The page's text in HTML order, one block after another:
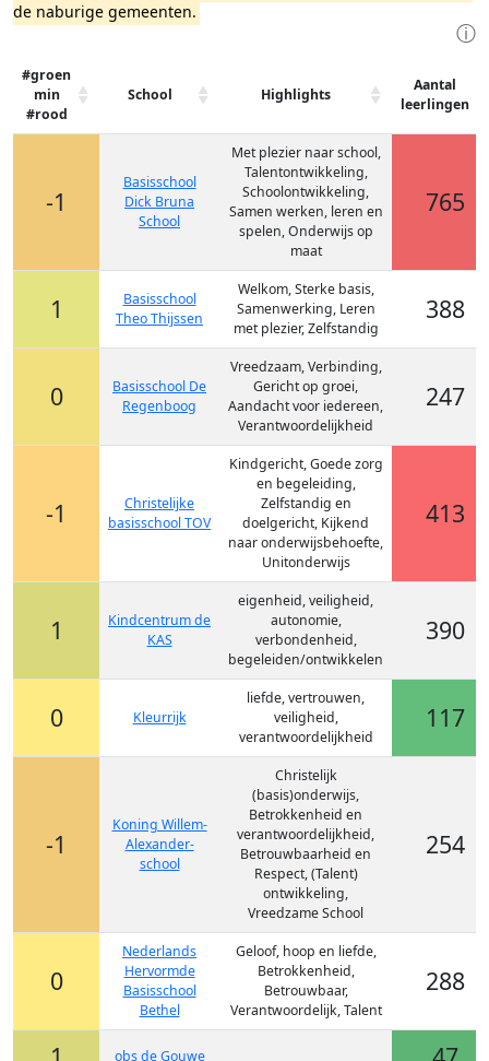
de naburige gemeenten.
ⓘ
#groen
min
#rood
School Highlights
Aantal
leerlingen
-1
Basisschool
Dick Bruna
School
Met plezier naar school,
Talentontwikkeling,
Schoolontwikkeling,
Samen werken, leren en
spelen, Onderwijs op
maat
765
1
Basisschool
Theo Thijssen
Welkom, Sterke basis,
Samenwerking, Leren
met plezier, Zelfstandig
388
0
Basisschool De
Regenboog
Vreedzaam, Verbinding,
Gericht op groei,
Aandacht voor iedereen,
Verantwoordelijkheid
247
-1
Christelijke
basisschool TOV
Kindgericht, Goede zorg
en begeleiding,
Zelfstandig en
doelgericht, Kijkend
naar onderwijsbehoefte,
Unitonderwijs
413
1
Kindcentrum de
KAS
eigenheid, veiligheid,
autonomie,
verbondenheid,
begeleiden/ontwikkelen
390
0 Kleurrijk
liefde, vertrouwen,
veiligheid,
verantwoordelijkheid
117
-1
Koning Willem-
Alexander-
school
Christelijk
(basis)onderwijs,
Betrokkenheid en
verantwoordelijkheid,
Betrouwbaarheid en
Respect, (Talent)
ontwikkeling,
Vreedzame School
254
0
Nederlands
Hervormde
Basisschool
Bethel
Geloof, hoop en liefde,
Betrokkenheid,
Betrouwbaar,
Verantwoordelijk, Talent
288
obs de Gouwe